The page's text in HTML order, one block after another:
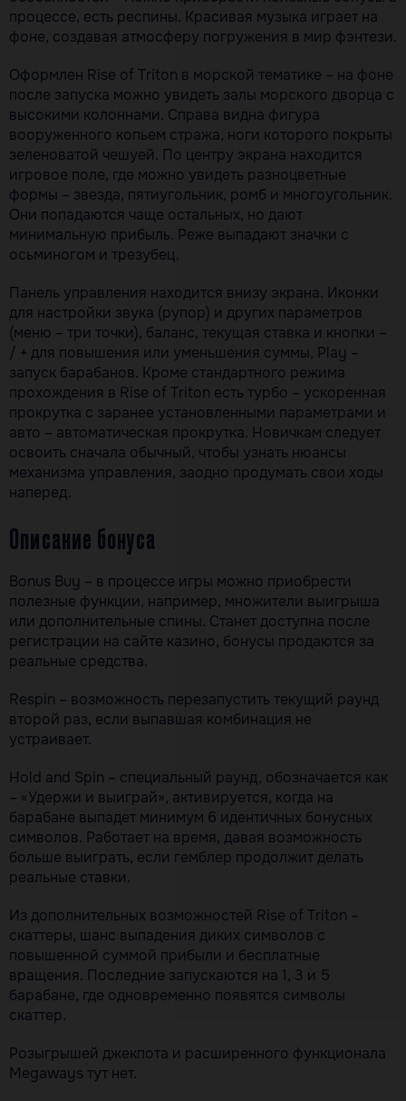
процессе, есть респины. Красивая музыка играет на
фоне, создавая атмосферу погружения в мир фэнтези.
Оформлен Rise of Triton в морской тематике – на фоне
после запуска можно увидеть залы морского дворца с
высокими колоннами. Справа видна фигура
вооруженного копьем стража, ноги которого покрыты
зеленоватой чешуей. По центру экрана находится
игровое поле, где можно увидеть разноцветные
формы – звезда, пятиугольник, ромб и многоугольник.
Они попадаются чаще остальных, но дают
минимальную прибыль. Реже выпадают значки с
осьминогом и трезубец.
Панель управления находится внизу экрана. Иконки
для настройки звука (рупор) и других параметров
(меню – три точки), баланс, текущая ставка и кнопки –
/ + для повышения или уменьшения суммы, Play –
запуск барабанов. Кроме стандартного режима
прохождения в Rise of Triton есть турбо – ускоренная
прокрутка с заранее установленными параметрами и
авто – автоматическая прокрутка. Новичкам следует
освоить сначала обычный, чтобы узнать нюансы
механизма управления, заодно продумать свои ходы
наперед.
Описание бонуса
Bonus Buy – в процессе игры можно приобрести
полезные функции, например, множители выигрыша
или дополнительные спины. Станет доступна после
регистрации на сайте казино, бонусы продаются за
реальные средства.
Respin – возможность перезапустить текущий раунд
второй раз, если выпавшая комбинация не
устраивает.
Hold and Spin – специальный раунд, обозначается как
– «Удержи и выиграй», активируется, когда на
барабане выпадет минимум 6 идентичных бонусных
символов. Работает на время, давая возможность
больше выиграть, если гемблер продолжит делать
реальные ставки.
Из дополнительных возможностей Rise of Triton –
скаттеры, шанс выпадения диких символов с
повышенной суммой прибыли и бесплатные
вращения. Последние запускаются на 1, 3 и 5
барабане, где одновременно появятся символы
скаттер.
Розыгрышей джекпота и расширенного функционала
Megaways тут нет.